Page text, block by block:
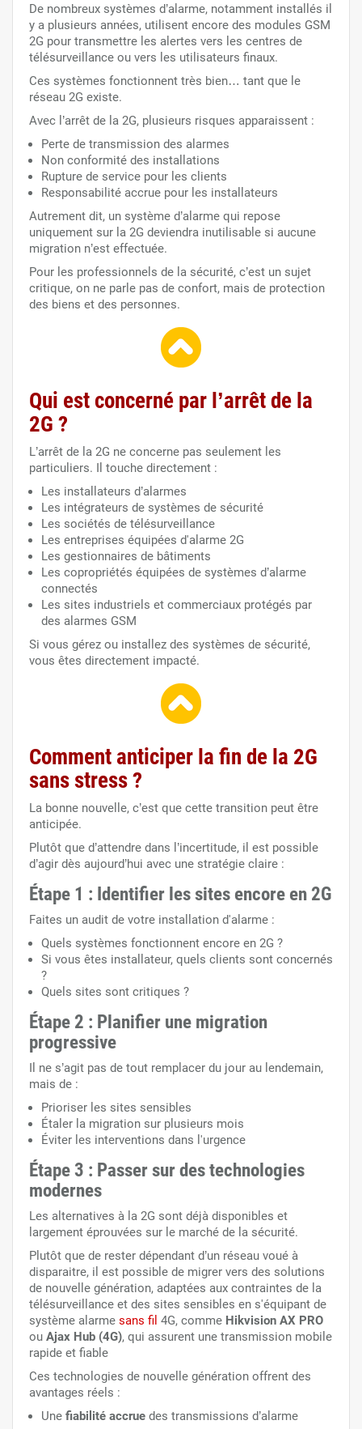
De nombreux systèmes d’alarme, notamment installés il
y a plusieurs années, utilisent encore des modules GSM
2G pour transmettre les alertes vers les centres de
télésurveillance ou vers les utilisateurs finaux.
Ces systèmes fonctionnent très bien… tant que le
réseau 2G existe.
Avec l’arrêt de la 2G, plusieurs risques apparaissent :
Perte de transmission des alarmes
Non conformité des installations
Rupture de service pour les clients
Responsabilité accrue pour les installateurs
Autrement dit, un système d’alarme qui repose
uniquement sur la 2G deviendra inutilisable si aucune
migration n’est effectuée.
Pour les professionnels de la sécurité, c’est un sujet
critique, on ne parle pas de confort, mais de protection
des biens et des personnes.
Qui est concerné par l’arrêt de la
2G ?
L’arrêt de la 2G ne concerne pas seulement les
particuliers. Il touche directement :
Les installateurs d’alarmes
Les intégrateurs de systèmes de sécurité
Les sociétés de télésurveillance
Les entreprises équipées d'alarme 2G
Les gestionnaires de bâtiments
Les copropriétés équipées de systèmes d’alarme
connectés
Les sites industriels et commerciaux protégés par
des alarmes GSM
Si vous gérez ou installez des systèmes de sécurité,
vous êtes directement impacté.
Comment anticiper la fin de la 2G
sans stress ?
La bonne nouvelle, c’est que cette transition peut être
anticipée.
Plutôt que d’attendre dans l’incertitude, il est possible
d’agir dès aujourd’hui avec une stratégie claire :
Étape 1 : Identifier les sites encore en 2G
Faites un audit de votre installation d'alarme :
Quels systèmes fonctionnent encore en 2G ?
Si vous êtes installateur, quels clients sont concernés
?
Quels sites sont critiques ?
Étape 2 : Planifier une migration
progressive
Il ne s’agit pas de tout remplacer du jour au lendemain,
mais de :
Prioriser les sites sensibles
Étaler la migration sur plusieurs mois
Éviter les interventions dans l'urgence
Étape 3 : Passer sur des technologies
modernes
Les alternatives à la 2G sont déjà disponibles et
largement éprouvées sur le marché de la sécurité.
Plutôt que de rester dépendant d’un réseau voué à
disparaitre, il est possible de migrer vers des solutions
de nouvelle génération, adaptées aux contraintes de la
télésurveillance et des sites sensibles en s'équipant de
système alarme sans fil 4G, comme Hikvision AX PRO
ou Ajax Hub (4G), qui assurent une transmission mobile
rapide et fiable
Ces technologies de nouvelle génération offrent des
avantages réels :
Une fiabilité accrue des transmissions d’alarme